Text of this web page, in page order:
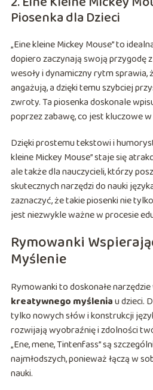
Piosenka dla Dzieci
„Eine kleine Mickey Mouse” to
dopiero zaczynają swoją przygodę
wesoły i dynamiczny rytm sprawia,
angażują, a dzięki temu szybciej
zwroty. Ta piosenka doskonale
poprzez zabawę, co jest kluczowe
Dzięki prostemu tekstowi i
kleine Mickey Mouse” staje się
ale także dla nauczycieli, którzy
skutecznych narzędzi do nauki
zaznaczyć, że takie piosenki nie
jest niezwykle ważne w procesie
Rymowanki
Myślenie
Rymowanki to doskonałe
kreatywnego myśleniau dzieci.
tylko nowych słów i konstrukcji
rozwijają wyobraźnię i zdolności
„Ene, mene, Tintenfass” są
najmłodszych, ponieważ łączą w
nauki.